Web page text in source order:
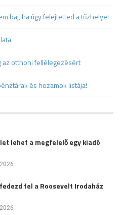
baj, ha úgy felejtetted a tűzhelyet
az otthoni fellélegezésért
és hozamok listája!
lehet a megfelelő egy kiadó
fel a Roosevelt Irodaház